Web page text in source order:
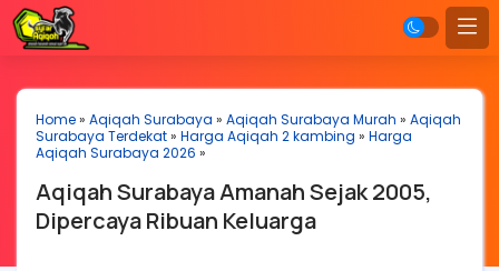
Home» Aqiqah Surabaya » Aqiqah Surabaya Murah » Aqiqah
Surabaya Terdekat» Harga Aqiqah 2 kambing » Harga
Aqiqah Surabaya 2026 »
Aqiqah Surabaya Amanah Sejak 2005,
Dipercaya Ribuan Keluarga